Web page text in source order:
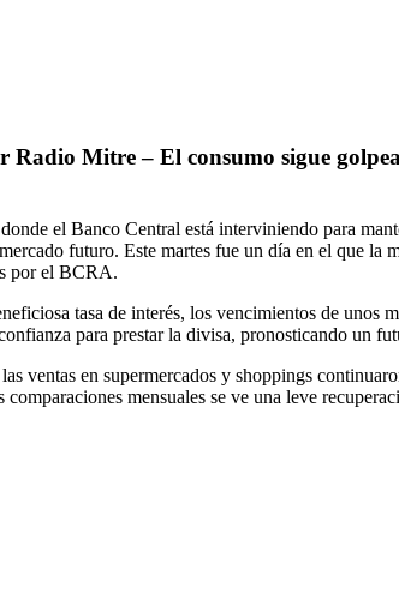
Mitre – El consumo sigue
el Banco Central está interviniendo para
futuro. Este martes fue un día en el que la
por el BCRA.
tasa de interés, los vencimientos de
para prestar la divisa, pronosticando un
ventas en supermercados y shoppings
mensuales se ve una leve